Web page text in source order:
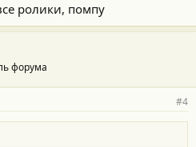
ролики, помпу
форума
#4